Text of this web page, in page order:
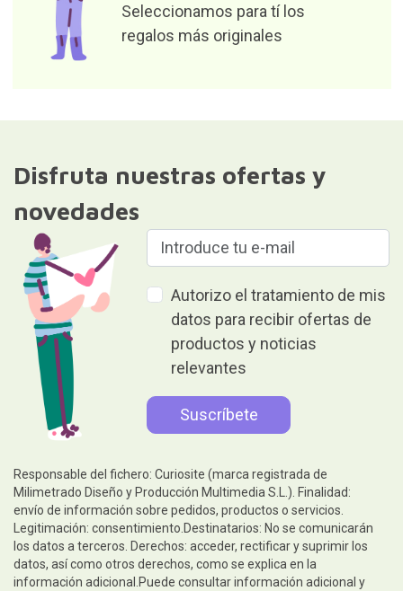
Seleccionamos para tí los
regalos más originales
Disfruta nuestras ofertas y
novedades
Autorizo el tratamiento de mis
datos para recibir ofertas de
productos y noticias
relevantes
Responsable del fichero: Curiosite (marca registrada de
Milimetrado Diseño y Producción Multimedia S.L.). Finalidad:
envío de información sobre pedidos, productos o servicios.
Legitimación: consentimiento.Destinatarios: No se comunicarán
los datos a terceros. Derechos: acceder, rectificar y suprimir los
datos, así como otros derechos, como se explica en la
información adicional.Puede consultar información adicional y